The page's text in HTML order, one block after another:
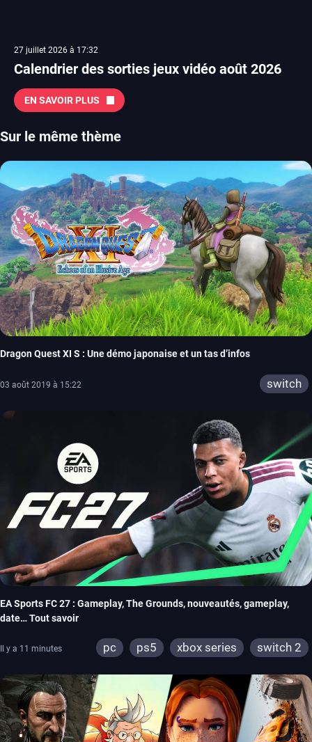
27 juillet 2026 à 17:32
Calendrier des sorties jeux vidéo août 2026
EN SAVOIR PLUS
Sur le même thème
Dragon Quest XI S : Une démo japonaise et un tas d’infos
03 août 2019 à 15:22 switch
EA Sports FC 27 : Gameplay, The Grounds, nouveautés, gameplay,
date… Tout savoir
Il y a 11 minutes pc ps5 xbox series switch 2